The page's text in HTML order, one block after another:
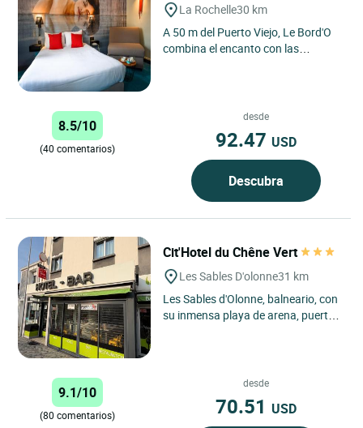
La Rochelle30 km
A 50 m del Puerto Viejo, Le Bord'O
combina el encanto con las
8.5/10
(40 comentarios)
desde
92.47 USD
Descubra
Cit'Hotel du Chêne Vert
Les Sables D'olonne31 km
Les Sables d'Olonne, balneario, con
su inmensa playa de arena, puertos
9.1/10
(80 comentarios)
desde
70.51 USD